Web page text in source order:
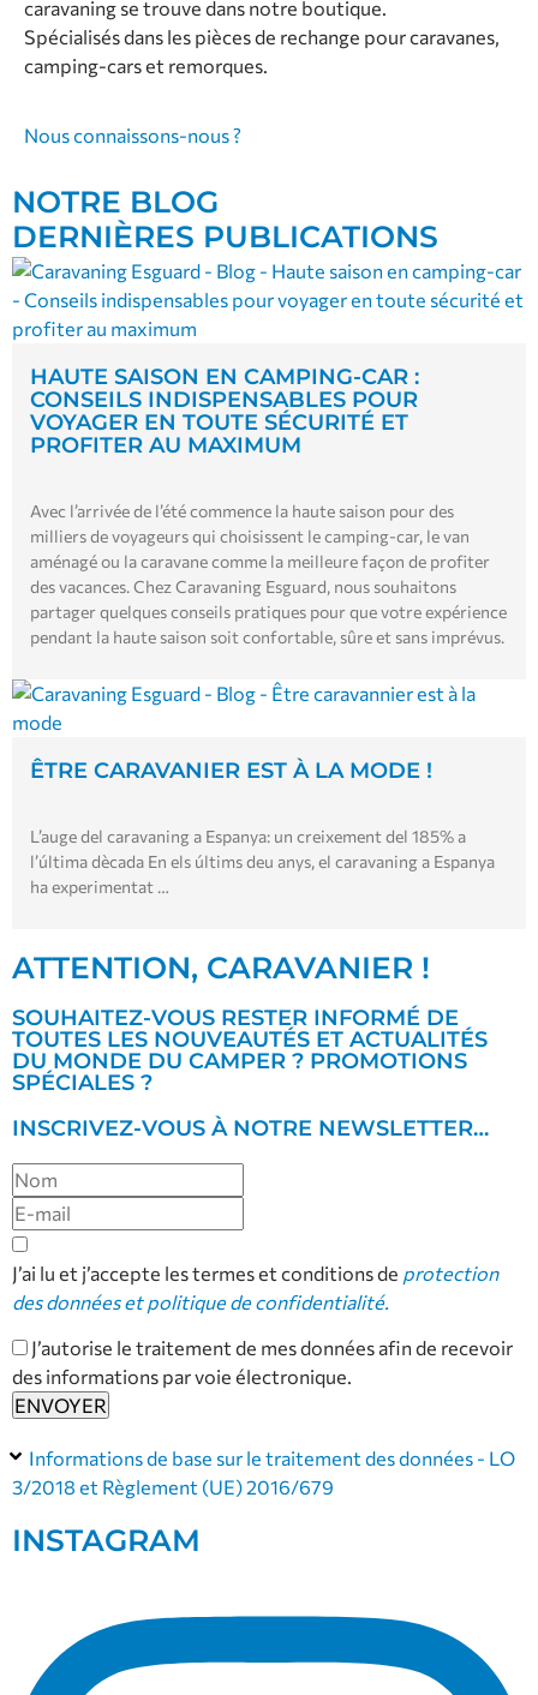
caravaning se trouve dans notre boutique.
Spécialisés dans les pièces de rechange pour caravanes,
camping-cars et remorques.
Nous connaissons-nous ?
NOTRE BLOG
DERNIÈRES PUBLICATIONS
HAUTE SAISON EN CAMPING-CAR :
CONSEILS INDISPENSABLES POUR
VOYAGER EN TOUTE SÉCURITÉ ET
PROFITER AU MAXIMUM
Avec l’arrivée de l’été commence la haute saison pour des
milliers de voyageurs qui choisissent le camping-car, le van
aménagé ou la caravane comme la meilleure façon de profiter
des vacances. Chez Caravaning Esguard, nous souhaitons
partager quelques conseils pratiques pour que votre expérience
pendant la haute saison soit confortable, sûre et sans imprévus.
ÊTRE CARAVANIER EST À LA MODE !
L’auge del caravaning a Espanya: un creixement del 185% a
l’última dècada En els últims deu anys, el caravaning a Espanya
ha experimentat …
ATTENTION, CARAVANIER !
SOUHAITEZ-VOUS RESTER INFORMÉ DE
TOUTES LES NOUVEAUTÉS ET ACTUALITÉS
DU MONDE DU CAMPER ? PROMOTIONS
SPÉCIALES ?
INSCRIVEZ-VOUS À NOTRE NEWSLETTER…
J’ai lu et j’accepte les termes et conditions de protection
des données et politique de confidentialité.
J’autorise le traitement de mes données afin de recevoir
des informations par voie électronique.
Informations de base sur le traitement des données - LO
3/2018 et Règlement (UE) 2016/679
INSTAGRAM